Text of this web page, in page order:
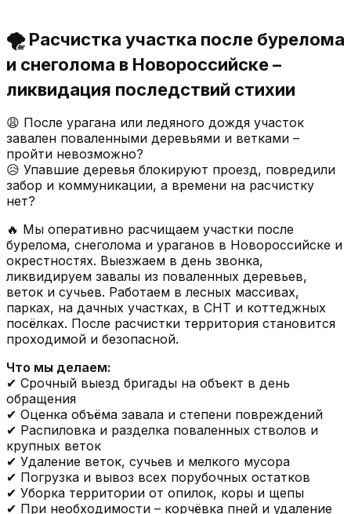
🌪️ Расчистка участка после бурелома
и снеголома в Новороссийске –
ликвидация последствий стихии
😩 После урагана или ледяного дождя участок
завален поваленными деревьями и ветками –
пройти невозможно?
😥 Упавшие деревья блокируют проезд, повредили
забор и коммуникации, а времени на расчистку
нет?
🔥 Мы оперативно расчищаем участки после
бурелома, снеголома и ураганов в Новороссийске и
окрестностях. Выезжаем в день звонка,
ликвидируем завалы из поваленных деревьев,
веток и сучьев. Работаем в лесных массивах,
парках, на дачных участках, в СНТ и коттеджных
посёлках. После расчистки территория становится
проходимой и безопасной.
Что мы делаем:
✔ Срочный выезд бригады на объект в день
обращения
✔ Оценка объёма завала и степени повреждений
✔ Распиловка и разделка поваленных стволов и
крупных веток
✔ Удаление веток, сучьев и мелкого мусора
✔ Погрузка и вывоз всех порубочных остатков
✔ Уборка территории от опилок, коры и щепы
✔ При необходимости – корчёвка пней и удаление